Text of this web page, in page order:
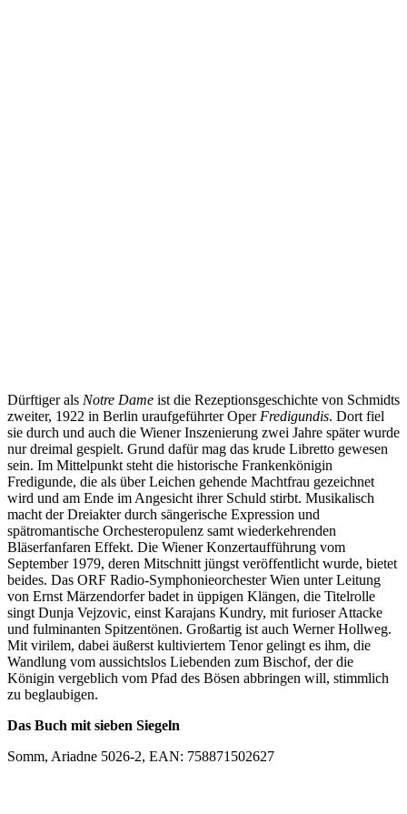
Dürftiger als Notre Dame ist die Rezeptionsgeschichte von Schmidts
zweiter, 1922 in Berlin uraufgeführter Oper Fredigundis. Dort fiel
sie durch und auch die Wiener Inszenierung zwei Jahre später wurde
nur dreimal gespielt. Grund dafür mag das krude Libretto gewesen
sein. Im Mittelpunkt steht die historische Frankenkönigin
Fredigunde, die als über Leichen gehende Machtfrau gezeichnet
wird und am Ende im Angesicht ihrer Schuld stirbt. Musikalisch
macht der Dreiakter durch sängerische Expression und
spätromantische Orchesteropulenz samt wiederkehrenden
Bläserfanfaren Effekt. Die Wiener Konzertaufführung vom
September 1979, deren Mitschnitt jüngst veröffentlicht wurde, bietet
beides. Das ORF Radio-Symphonieorchester Wien unter Leitung
von Ernst Märzendorfer badet in üppigen Klängen, die Titelrolle
singt Dunja Vejzovic, einst Karajans Kundry, mit furioser Attacke
und fulminanten Spitzentönen. Großartig ist auch Werner Hollweg.
Mit virilem, dabei äußerst kultiviertem Tenor gelingt es ihm, die
Wandlung vom aussichtslos Liebenden zum Bischof, der die
Königin vergeblich vom Pfad des Bösen abbringen will, stimmlich
zu beglaubigen.
Das Buch mit sieben Siegeln
Somm, Ariadne 5026-2, EAN: 758871502627